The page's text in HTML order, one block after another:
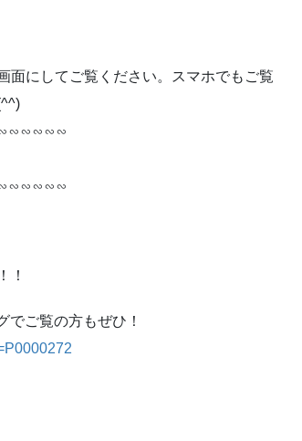
面にしてご覧ください。スマホでもご覧
！
でご覧の方もぜひ！